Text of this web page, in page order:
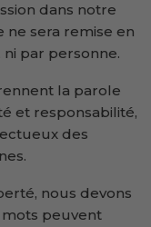
dans notre
ne sera remise en
par personne.
la parole
et responsabilité,
des
nous devons
peuvent